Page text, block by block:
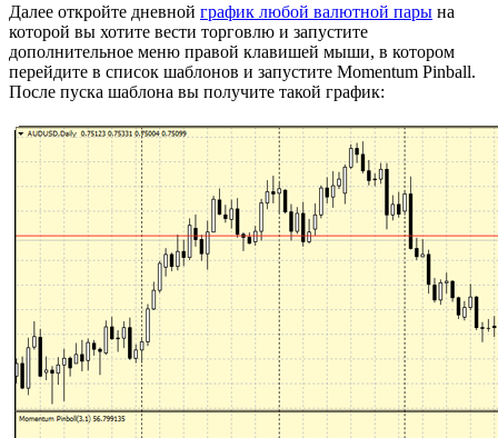
Далее откройте дневной график любой валютной пары на
которой вы хотите вести торговлю и запустите
дополнительное меню правой клавишей мыши, в котором
перейдите в список шаблонов и запустите Momentum Pinball.
После пуска шаблона вы получите такой график: